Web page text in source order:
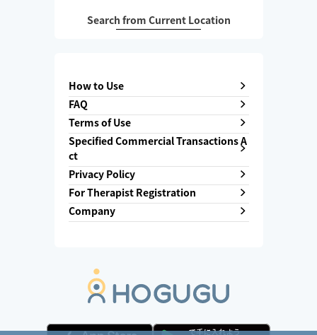
Search from Current Location
How to Use
FAQ
Terms of Use
Specified Commercial Transactions A
ct
Privacy Policy
For Therapist Registration
Company